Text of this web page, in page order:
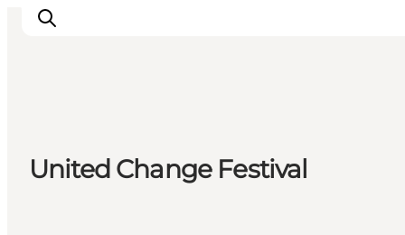
Sehen und erleben
Veranstaltungen
United Change Festival